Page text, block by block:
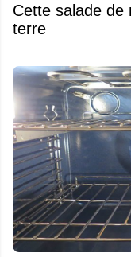
Cette salade de
terre